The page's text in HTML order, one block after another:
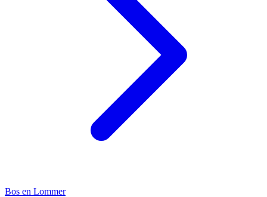
Bos en Lommer